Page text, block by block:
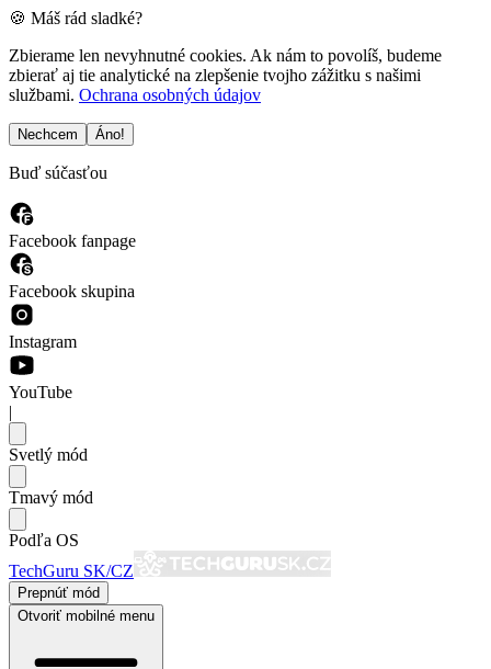
🍪 Máš rád sladké?
Zbierame len nevyhnutné cookies. Ak nám to povolíš, budeme
zbierať aj tie analytické na zlepšenie tvojho zážitku s našimi
službami. Ochrana osobných údajov
Nechcem Áno!
Buď súčasťou
Facebook fanpage
Facebook skupina
Instagram
YouTube
|
Svetlý mód
Tmavý mód
Podľa OS
TechGuru SK/CZ
Prepnúť mód
Otvoriť mobilné menu